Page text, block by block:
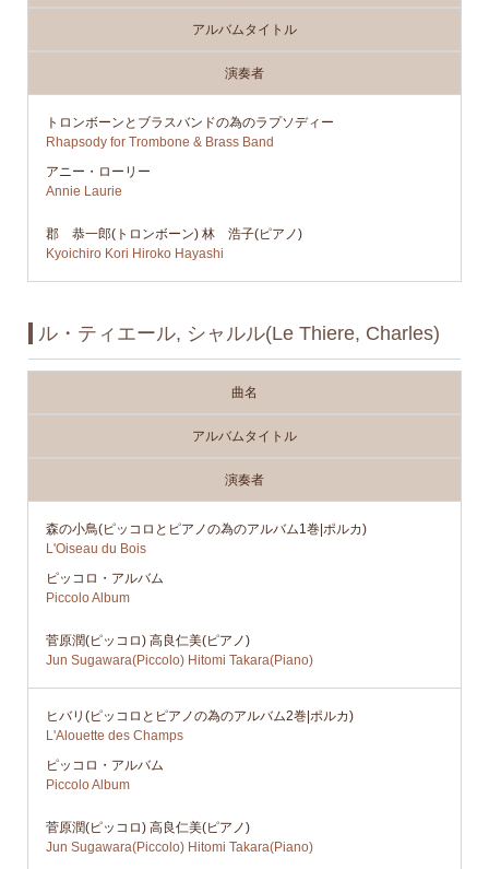
アルバムタイトル
演奏者
トロンボーンとブラスバンドの為のラプソディー
Rhapsody for Trombone & Brass Band
アニー・ローリー
Annie Laurie
郡 恭一郎(トロンボーン) 林 浩子(ピアノ)
Kyoichiro Kori Hiroko Hayashi
ル・ティエール, シャルル(Le Thiere, Charles)
曲名
アルバムタイトル
演奏者
森の小鳥(ピッコロとピアノの為のアルバム1巻|ポルカ)
L'Oiseau du Bois
ピッコロ・アルバム
Piccolo Album
菅原潤(ピッコロ) 高良仁美(ピアノ)
Jun Sugawara(Piccolo) Hitomi Takara(Piano)
ヒバリ(ピッコロとピアノの為のアルバム2巻|ポルカ)
L'Alouette des Champs
ピッコロ・アルバム
Piccolo Album
菅原潤(ピッコロ) 高良仁美(ピアノ)
Jun Sugawara(Piccolo) Hitomi Takara(Piano)